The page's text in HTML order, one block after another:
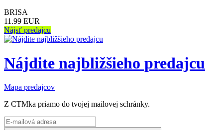
BRISA
11.99 EUR
Nájsť predajcu
Nájdite najbližšieho predajcu
Mapa predajcov
Z CTMka priamo do tvojej mailovej schránky.